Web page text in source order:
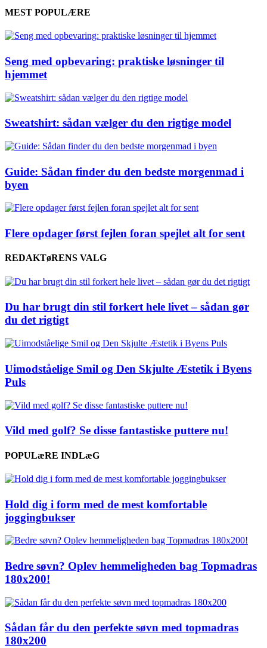
MEST POPULÆRE
Seng med opbevaring: praktiske løsninger til
hjemmet
Sweatshirt: sådan vælger du den rigtige model
Guide: Sådan finder du den bedste morgenmad i
byen
Flere opdager først fejlen foran spejlet alt for sent
REDAKTøRENS VALG
Du har brugt din stil forkert hele livet – sådan gør
du det rigtigt
Uimodståelige Smil og Den Skjulte Æstetik i Byens
Puls
Vild med golf? Se disse fantastiske puttere nu!
POPULæRE INDLæG
Hold dig i form med de mest komfortable
joggingbukser
Bedre søvn? Oplev hemmeligheden bag Topmadras
180x200!
Sådan får du den perfekte søvn med topmadras
180x200